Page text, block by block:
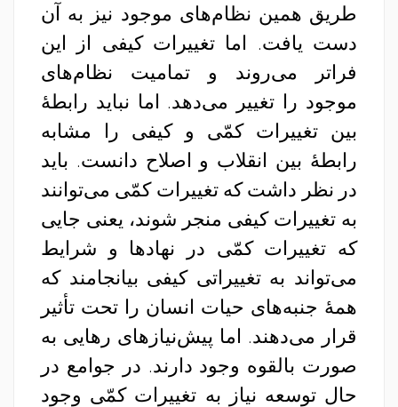
طریق همین نظام‌های موجود نیز به آن
دست یافت. اما تغییرات کیفی از این
فراتر می‌روند و تمامیت نظام‌های
موجود را تغییر می‌دهد. اما نباید رابطهٔ
بین تغییرات کمّی و کیفی را مشابه
رابطهٔ بین انقلاب و اصلاح دانست. باید
در نظر داشت که تغییرات کمّی می‌توانند
به تغییرات کیفی منجر شوند، یعنی جایی
که تغییرات کمّی در نهادها و شرایط
می‌تواند به تغییراتی کیفی بیانجامند که
همهٔ جنبه‌های حیات انسان را تحت تأثیر
قرار می‌دهند. اما پیش‌نیازهای رهایی به
صورت بالقوه وجود دارند. در جوامع در
حال توسعه نیاز به تغییرات کمّی وجود